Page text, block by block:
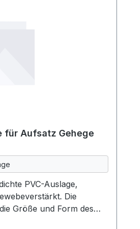
für Aufsatz Gehege
PVC-Auslage,
Die
Größe und Form des